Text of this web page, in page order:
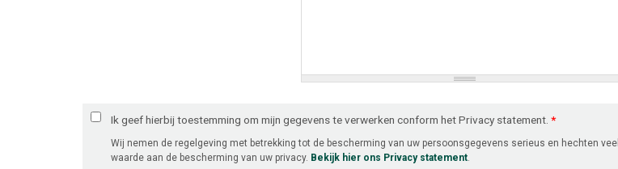
Ik geef hierbij toestemming om mijn gegevens te verwerken conform het Privacy statement. *
Wij nemen de regelgeving met betrekking tot de bescherming van uw persoonsgegevens serieus en hechten veel
waarde aan de bescherming van uw privacy. Bekijk hier ons Privacy statement